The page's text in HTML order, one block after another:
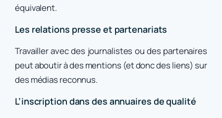
équivalent.
Les relations presse et partenariats
Travailler avec des journalistes ou des partenaires
peut aboutir à des mentions (et donc des liens) sur
des médias reconnus.
L’inscription dans des annuaires de qualité